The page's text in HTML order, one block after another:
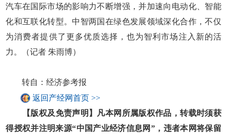
汽车在国际市场的影响力不断增强，并加速向电动化、智能
化和互联化转型。中智两国在绿色发展领域深化合作，不仅
为消费者提供了更多优质选择，也为智利市场注入新的活
力。（记者 朱雨博）
转自：经济参考报
返回产经网首页 >>
【版权及免责声明】凡本网所属版权作品，转载时须获
得授权并注明来源“中国产业经济信息网”，违者本网将保留